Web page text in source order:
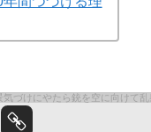
づけにやたら銃を空に向けて